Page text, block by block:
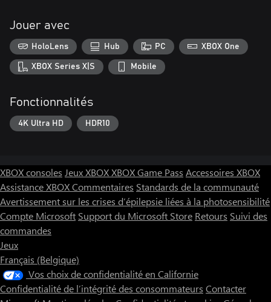
Jouer avec
HoloLens Hub PC XBOX One
XBOX Series X|S Mobile
Fonctionnalités
4K Ultra HD HDR10
XBOX consoles Jeux XBOXXBOX Game Pass Accessoires XBOX
Assistance XBOXCommentaires Standards de la communauté
Avertissement sur les crises d’épilepsie liées à la photosensibilité
Compte Microsoft Support du Microsoft Store Retours Suivi des
commandes
Jeux
Français (Belgique)
Vos choix de confidentialité en Californie
Confidentialité de l’intégrité des consommateurs Contacter